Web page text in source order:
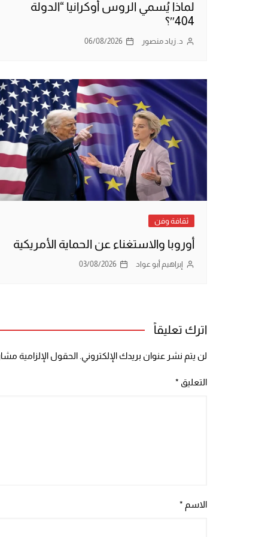
لماذا يُسمي الروس أوكرانيا “الدولة
404″؟
د. زياد منصور 06/08/2026
ثقافة وفن
أوروبا والاستغناء عن الحماية الأمريكية
إبراهيم أبو عواد 03/08/2026
اترك تعليقاً
لن يتم نشر عنوان بريدك الإلكتروني. الحقول الإلزامية مشار
التعليق *
الاسم *